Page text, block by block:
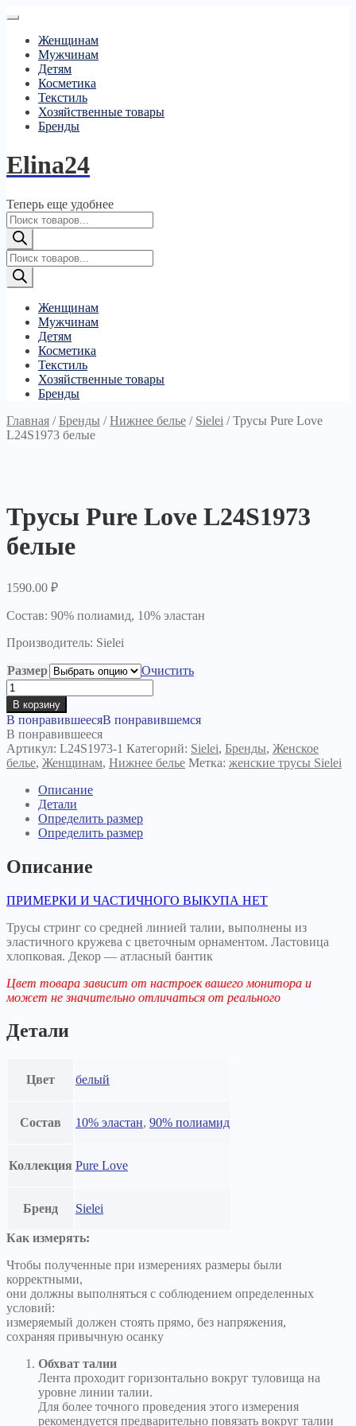
Женщинам
Мужчинам
Детям
Косметика
Текстиль
Хозяйственные товары
Бренды
Elina24
Теперь еще удобнее
Поиск
товаров
Поиск
товаров
Женщинам
Мужчинам
Детям
Косметика
Текстиль
Хозяйственные товары
Бренды
Главная /Бренды /Нижнее белье / Sielei /Трусы Pure Love
L24S1973 белые
Трусы Pure Love L24S1973
белые
1590.00 ₽
Состав: 90% полиамид, 10% эластан
Производитель: Sielei
Размер
Очистить
Количество
товара
Трусы
Pure
Love
L24S1973
белые
В корзину
В понравившеесяВ понравившемся
В понравившееся
Артикул: L24S1973-1 Категорий: Sielei, Бренды, Женское
белье, Женщинам, Нижнее белье Метка: женские трусы Sielei
Описание
Детали
Определить размер
Определить размер
Описание
ПРИМЕРКИ И ЧАСТИЧНОГО ВЫКУПА НЕТ
Трусы стринг со средней линией талии, выполнены из
эластичного кружева с цветочным орнаментом. Ластовица
хлопковая. Декор — атласный бантик
Цвет товара зависит от настроек вашего монитора и
может не значительно отличаться от реального
Детали
Цвет белый
Состав 10% эластан, 90% полиамид
Коллекция Pure Love
Бренд Sielei
Как измерять:
Чтобы полученные при измерениях размеры были
корректными,
они должны выполняться с соблюдением определенных
условий:
измеряемый должен стоять прямо, без напряжения,
сохраняя привычную осанку
Обхват талии
Лента проходит горизонтально вокруг туловища на
уровне линии талии.
Для более точного проведения этого измерения
рекомендуется предварительно повязать вокруг талии